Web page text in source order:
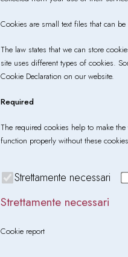
Cookies are small text files that can
The law states that we can store
site uses different types of cookies.
Cookie Declaration on our website.
Required
The required cookies help to make
function properly without these
Strettamente necessari
Strettamente necessari
Cookie report